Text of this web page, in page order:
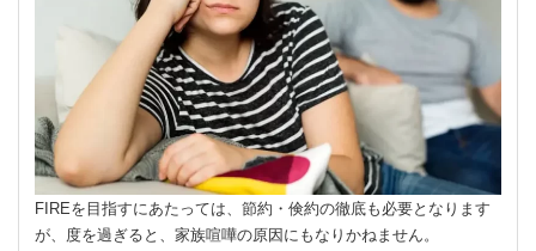
FIREを目指すにあたっては、節約・倹約の徹底も必要となります
が、度を過ぎると、家族喧嘩の原因にもなりかねません。